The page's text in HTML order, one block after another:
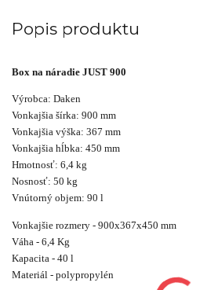
Popis produktu
Box na náradie JUST 900
Výrobca: Daken
Vonkajšia šírka: 900 mm
Vonkajšia výška: 367 mm
Vonkajšia hĺbka: 450 mm
Hmotnosť: 6,4 kg
Nosnosť: 50 kg
Vnútorný objem: 90 l
Vonkajšie rozmery - 900x367x450 mm
Váha - 6,4 Kg
Kapacita - 40 l
Materiál - polypropylén